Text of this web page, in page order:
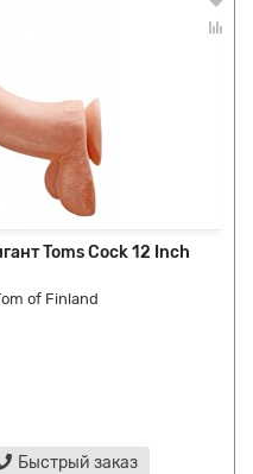
Toms Cock 12 Inch
of Finland
Быстрый заказ